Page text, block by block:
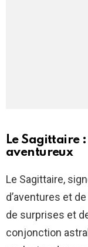
Le Sagittaire
aventureux
Le Sagittaire,
d’aventures et
de surprises et
conjonction